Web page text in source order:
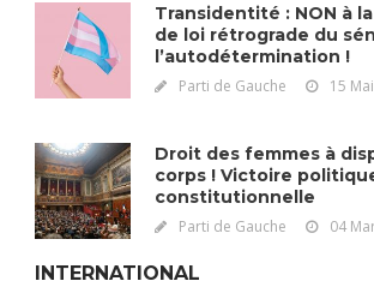
Transidentité : NON à
de loi rétrograde du
l’autodétermination !
Parti de Gauche 15
Droit des femmes à
corps ! Victoire
constitutionnelle
Parti de Gauche 04
INTERNATIONAL